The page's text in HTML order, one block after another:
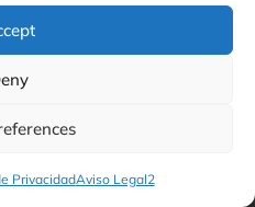
PrivacidadAviso Legal2
protocolos
colaboración con
nuestros